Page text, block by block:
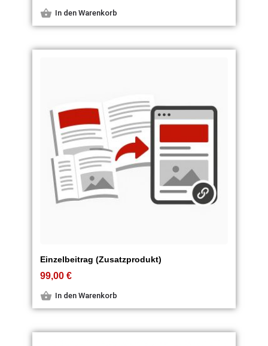
In den Warenkorb
Einzelbeitrag (Zusatzprodukt)
99,00€
In den Warenkorb